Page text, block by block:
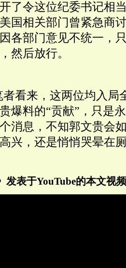
了令这位纪委书记相
国相关部门曾紧急商
各部门意见不统一，
然后放行。
者看来，这两位均入局
爆料的“贡献”，只是
消息， 不知郭文贵会
兴，还是悄悄哭晕在
发表于YouTube的本文视